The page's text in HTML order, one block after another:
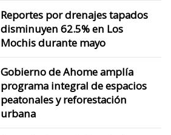
Reportes por drenajes tapados
disminuyen 62.5% en Los
Mochis durante mayo
Gobierno de Ahome amplía
programa integral de espacios
peatonales y reforestación
urbana